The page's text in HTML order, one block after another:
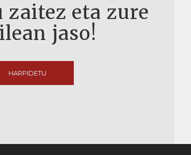
zaitez eta zure
jaso!
HARPIDETU